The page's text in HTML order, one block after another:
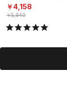
ーニング/MEN）
￥4,158
￥5,940